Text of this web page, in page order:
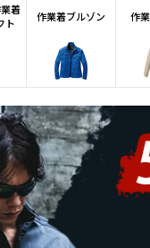
着
ト
作業着ブルゾン 作